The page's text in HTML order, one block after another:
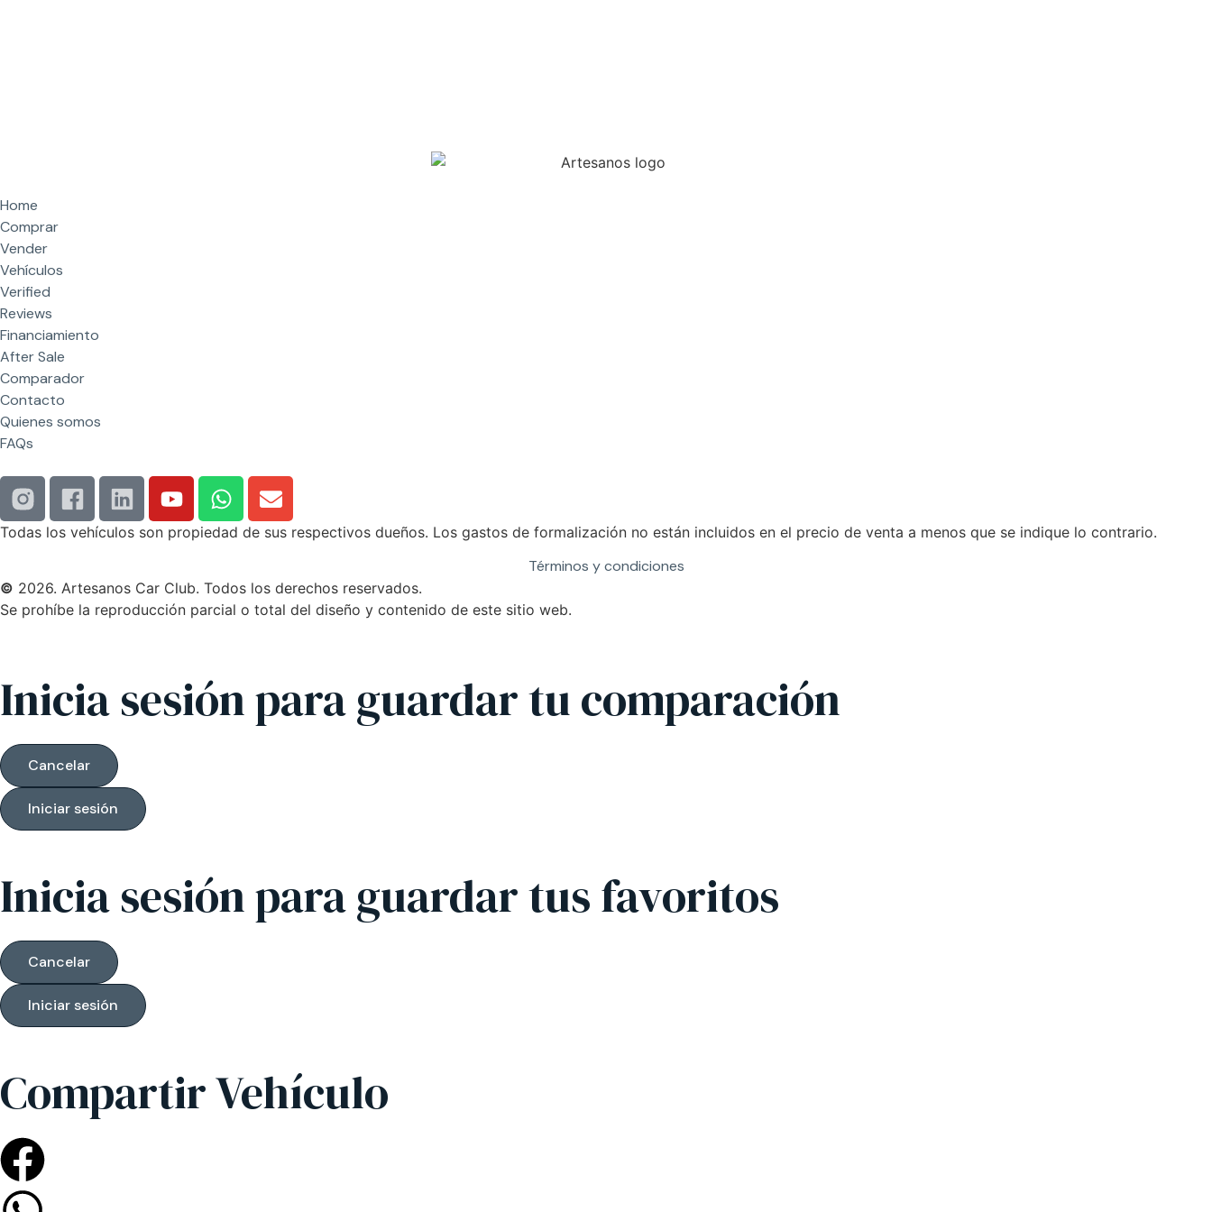
Home
Comprar
Vender
Vehículos
Verified
Reviews
Financiamiento
After Sale
Comparador
Contacto
Quienes somos
FAQs
Todas los vehículos son propiedad de sus respectivos dueños. Los gastos de formalización no están incluidos en el precio de venta a menos que se indique lo contrario.
Términos y condiciones
© 2026. Artesanos Car Club. Todos los derechos reservados.
Se prohíbe la reproducción parcial o total del diseño y contenido de este sitio web.
Inicia sesión para guardar tu comparación
Cancelar
Iniciar sesión
Inicia sesión para guardar tus favoritos
Cancelar
Iniciar sesión
Compartir Vehículo